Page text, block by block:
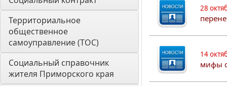
Территориальное
общественное
самоуправление (ТОС)
Социальный справочник
жителя Приморского края
28
14
мифы